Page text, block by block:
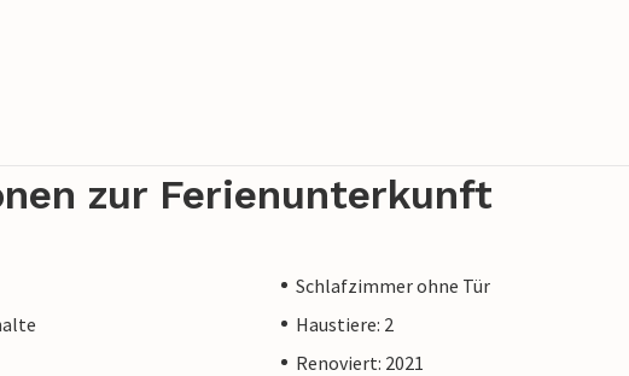
zur Ferienunterkunft
Schlafzimmer ohne Tür
Haustiere: 2
Renoviert: 2021